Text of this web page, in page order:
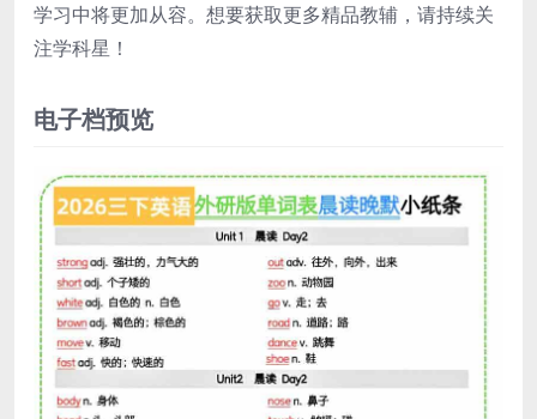
学习中将更加从容。想要获取更多精品教辅，请持续关
注学科星！
电子档预览